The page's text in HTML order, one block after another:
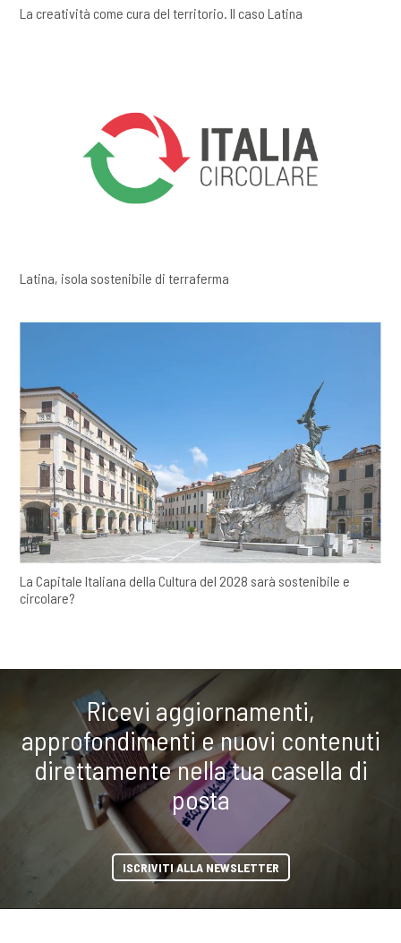
La creatività come cura del territorio. Il caso Latina
Latina, isola sostenibile di terraferma
La Capitale Italiana della Cultura del 2028 sarà sostenibile e
circolare?
Ricevi aggiornamenti,
approfondimenti e nuovi contenuti
direttamente nella tua casella di
posta
ISCRIVITI ALLA NEWSLETTER